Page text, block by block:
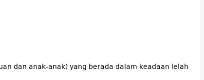
dan anak-anak) yang berada dalam keadaan lelah